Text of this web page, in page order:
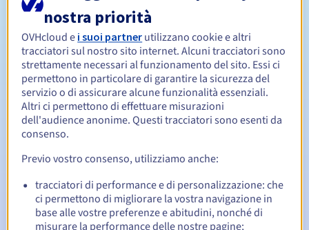
Periodo di rinnovo Da 1 a 10 anni
Redemption period 30 giorni
Notifiche automatiche:
scadenza
Email il giorno della scadenzaper notificare la
nostra priorità
OVHcloud e i suoi partner utilizzano cookie e altri
tracciatori sul nostro sito internet. Alcuni tracciatori sono
strettamente necessari al funzionamento del sito. Essi ci
permettono in particolare di garantire la sicurezza del
servizio o di assicurare alcune funzionalità essenziali.
Altri ci permettono di effettuare misurazioni
dell'audience anonime. Questi tracciatori sono esenti da
consenso.
Previo vostro consenso, utilizziamo anche:
tracciatori di performance e di personalizzazione: che
ci permettono di migliorare la vostra navigazione in
base alle vostre preferenze e abitudini, nonché di
misurare la performance delle nostre pagine;